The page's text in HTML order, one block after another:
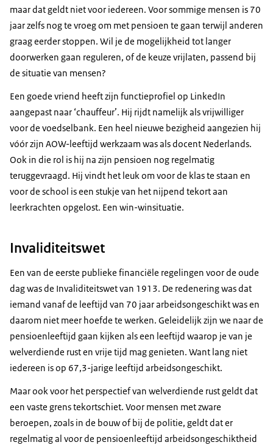
maar dat geldt niet voor iedereen. Voor sommige mensen is 70
jaar zelfs nog te vroeg om met pensioen te gaan terwijl anderen
graag eerder stoppen. Wil je de mogelijkheid tot langer
doorwerken gaan reguleren, of de keuze vrijlaten, passend bij
de situatie van mensen?
Een goede vriend heeft zijn functieprofiel op LinkedIn
aangepast naar ‘chauffeur’. Hij rijdt namelijk als vrijwilliger
voor de voedselbank. Een heel nieuwe bezigheid aangezien hij
vóór zijn AOW-leeftijd werkzaam was als docent Nederlands.
Ook in die rol is hij na zijn pensioen nog regelmatig
teruggevraagd. Hij vindt het leuk om voor de klas te staan en
voor de school is een stukje van het nijpend tekort aan
leerkrachten opgelost. Een win-winsituatie.
Invaliditeitswet
Een van de eerste publieke financiële regelingen voor de oude
dag was de Invaliditeitswet van 1913. De redenering was dat
iemand vanaf de leeftijd van 70 jaar arbeidsongeschikt was en
daarom niet meer hoefde te werken. Geleidelijk zijn we naar de
pensioenleeftijd gaan kijken als een leeftijd waarop je van je
welverdiende rust en vrije tijd mag genieten. Want lang niet
iedereen is op 67,3-jarige leeftijd arbeidsongeschikt.
Maar ook voor het perspectief van welverdiende rust geldt dat
een vaste grens tekortschiet. Voor mensen met zware
beroepen, zoals in de bouw of bij de politie, geldt dat er
regelmatig al voor de pensioenleeftijd arbeidsongeschiktheid